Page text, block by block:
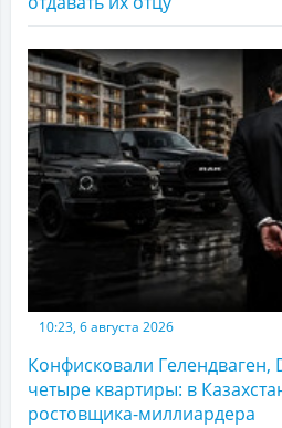
10:23, 6 августа 2026
Конфисковали Гелендваген,
четыре квартиры: в
ростовщика-миллиардера